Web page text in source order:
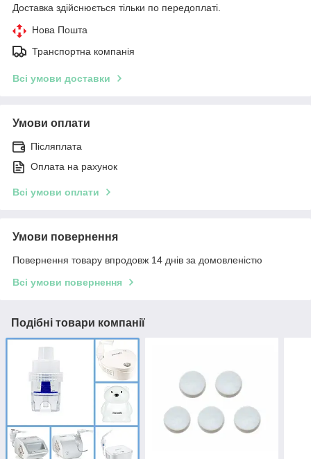
Доставка здійснюється тільки по передоплаті.
Нова Пошта
Транспортна компанія
Всі умови доставки
Умови оплати
Післяплата
Оплата на рахунок
Всі умови оплати
Умови повернення
Повернення товару впродовж 14 днів за домовленістю
Всі умови повернення
Подібні товари компанії